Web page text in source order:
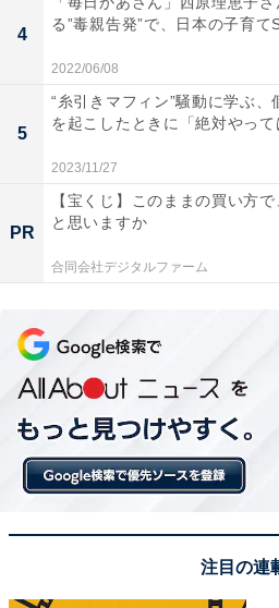
男性編1位は、昨年2位の「青森
は32.6でした。勤務形態や通勤
体制への不満が少ないことが、
られています。
第2位は、ストレスオフ指数
2019年の第16位から14ランク
ランクもアップし、男女ともに
第3位は、ストレスオフ指数
4
る”毒親告発”で、日本の子育て
2022/06/08
5
“糸引きマフィン”騒動に学ぶ、
を起こしたときに「絶対やって
2023/11/27
PR
【宝くじ】このままの買い方
と思いますか
合同会社デジタルファーム
注目の連